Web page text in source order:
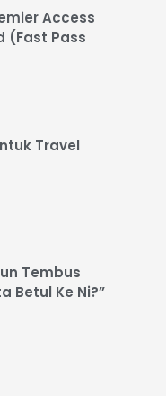
Access
(Fast Pass
Travel
Tembus
Betul Ke Ni?”